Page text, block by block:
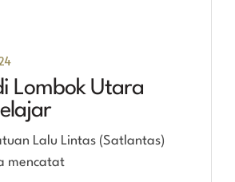
Lombok Utara
Lalu Lintas (Satlantas)
mencatat